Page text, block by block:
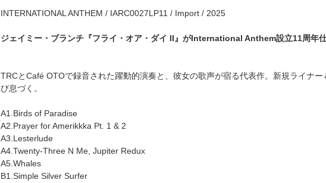
INTERNATIONAL ANTHEM / IARC0027LP11 / Import / 2025
ジェイミー・ブランチ『フライ・オア・ダイ II』がInternational Anthem設立11周年仕
TRCとCafé OTOで録音された躍動的演奏と、彼女の歌声が宿る代表作。新規ライナ
び息づく。
A1.Birds of Paradise
A2.Prayer for Amerikkka Pt. 1 & 2
A3.Lesterlude
A4.Twenty-Three N Me, Jupiter Redux
A5.Whales
B1.Simple Silver Surfer